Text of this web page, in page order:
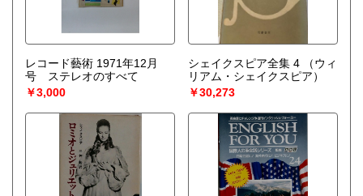
レコード藝術 1971年12月
号 ステレオのすべて
￥3,000
シェイクスピア全集 4
（ウィ
リアム・シェイクスピア）
￥30,273